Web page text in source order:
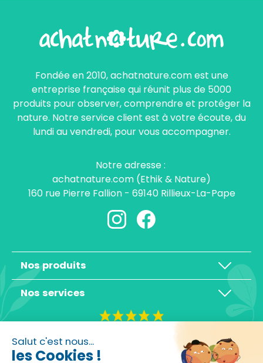
Salut c'est nous...
les Cookies !
Fondée en 2010, achatnature.com est une
entreprise française qui réunit plus de 5000
produits pour observer, comprendre et protéger la
nature. Notre service client est à votre écoute, du
lundi au vendredi, pour vous accompagner.
Notre adresse :
achatnature.com (Ethik & Nature)
160 rue Pierre Fallion - 69140 Rillieux-La-Pape
Nos produits
Nos services